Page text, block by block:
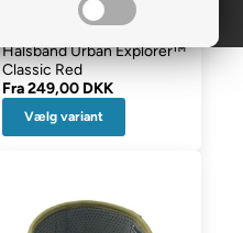
Halsbånd Urban Explorer™
Classic Red
Fra249,00 DKK
Vælg variant